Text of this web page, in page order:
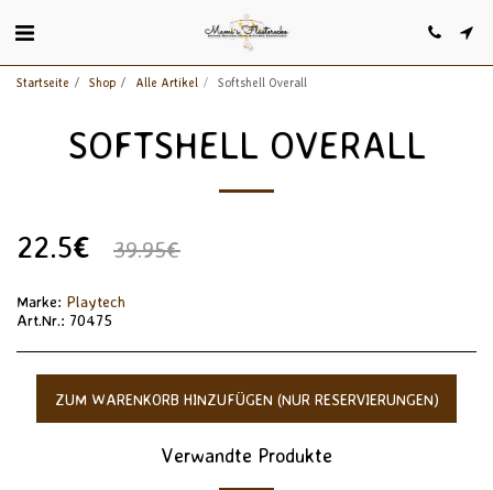
Startseite Shop Alle Artikel Softshell Overall
SOFTSHELL OVERALL
22.5€ 39.95€
Marke: Playtech
Art.Nr.: 70475
ZUM WARENKORB HINZUFÜGEN (NUR RESERVIERUNGEN)
Verwandte Produkte